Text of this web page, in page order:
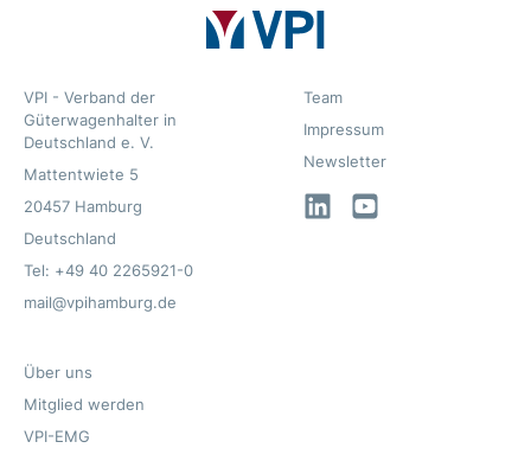
VPI - Verband der
Güterwagenhalter in
Deutschland e. V.
Mattentwiete 5
20457 Hamburg
Deutschland
Tel: +49 40 2265921-0
mail@vpihamburg.de
Team
Impressum
Newsletter
LinkedInYouTube
Über uns
Mitglied werden
VPI-EMG